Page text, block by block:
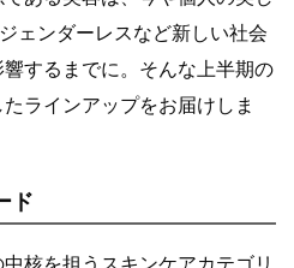
ェンダーレスなど新しい社会
するまでに。そんな上半期の
ラインアップをお届けしま
ド
核を担うスキンケアカテゴリ